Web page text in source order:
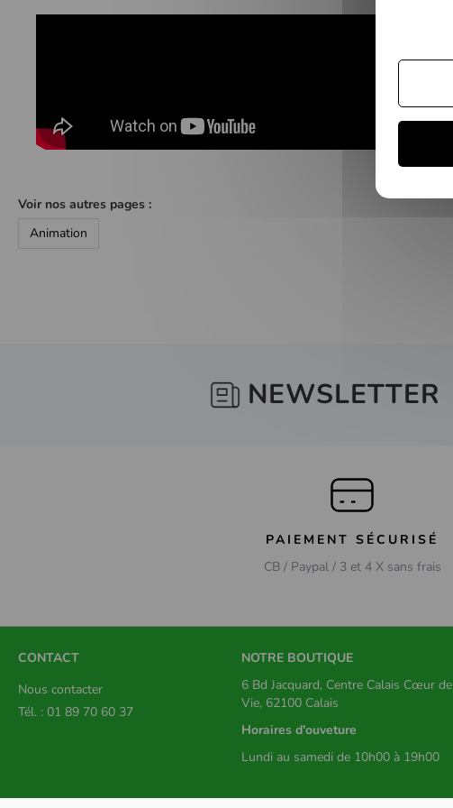
Voir nos autres pages :
Animation
NEWSLETTER
PAIEMENT SÉCURISÉ
CB / Paypal / 3 et 4 X sans frais
CONTACT
Nous contacter
Tél. : 01 89 70 60 37
NOTRE BOUTIQUE
6 Bd Jacquard, Centre Calais Cœur de
Vie, 62100 Calais
Horaires d'ouveture
Lundi au samedi de 10h00 à 19h00